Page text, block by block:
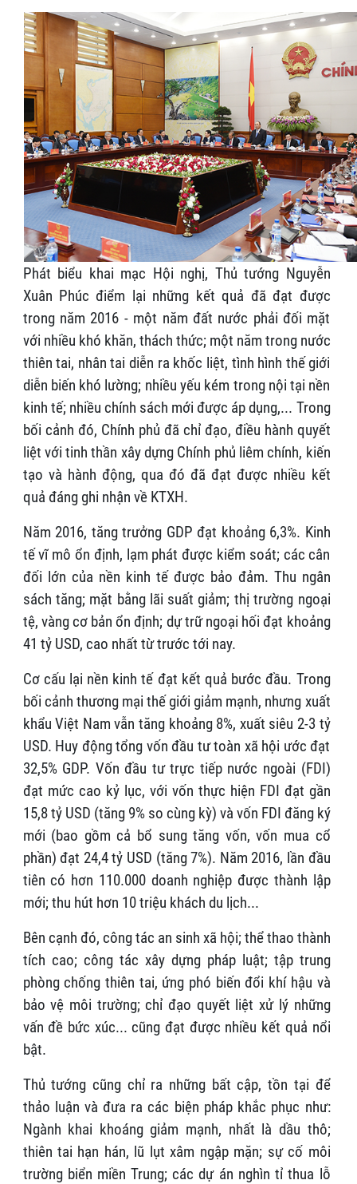
Phát biểu khai mạc Hội nghị, Thủ tướng Nguyễn
Xuân Phúc điểm lại những kết quả đã đạt được
trong năm 2016 - một năm đất nước phải đối mặt
với nhiều khó khăn, thách thức; một năm trong nước
thiên tai, nhân tai diễn ra khốc liệt, tình hình thế giới
diễn biến khó lường; nhiều yếu kém trong nội tại nền
kinh tế; nhiều chính sách mới được áp dụng,... Trong
bối cảnh đó, Chính phủ đã chỉ đạo, điều hành quyết
liệt với tinh thần xây dựng Chính phủ liêm chính, kiến
tạo và hành động, qua đó đã đạt được nhiều kết
quả đáng ghi nhận về KTXH.
Năm 2016, tăng trưởng GDP đạt khoảng 6,3%. Kinh
tế vĩ mô ổn định, lạm phát được kiểm soát; các cân
đối lớn của nền kinh tế được bảo đảm. Thu ngân
sách tăng; mặt bằng lãi suất giảm; thị trường ngoại
tệ, vàng cơ bản ổn định; dự trữ ngoại hối đạt khoảng
41 tỷ USD, cao nhất từ trước tới nay.
Cơ cấu lại nền kinh tế đạt kết quả bước đầu. Trong
bối cảnh thương mại thế giới giảm mạnh, nhưng xuất
khẩu Việt Nam vẫn tăng khoảng 8%, xuất siêu 2-3 tỷ
USD. Huy động tổng vốn đầu tư toàn xã hội ước đạt
32,5% GDP. Vốn đầu tư trực tiếp nước ngoài (FDI)
đạt mức cao kỷ lục, với vốn thực hiện FDI đạt gần
15,8 tỷ USD (tăng 9% so cùng kỳ) và vốn FDI đăng ký
mới (bao gồm cả bổ sung tăng vốn, vốn mua cổ
phần) đạt 24,4 tỷ USD (tăng 7%). Năm 2016, lần đầu
tiên có hơn 110.000 doanh nghiệp được thành lập
mới; thu hút hơn 10 triệu khách du lịch...
Bên cạnh đó, công tác an sinh xã hội; thể thao thành
tích cao; công tác xây dựng pháp luật; tập trung
phòng chống thiên tai, ứng phó biến đổi khí hậu và
bảo vệ môi trường; chỉ đạo quyết liệt xử lý những
vấn đề bức xúc... cũng đạt được nhiều kết quả nổi
bật.
Thủ tướng cũng chỉ ra những bất cập, tồn tại để
thảo luận và đưa ra các biện pháp khắc phục như:
Ngành khai khoáng giảm mạnh, nhất là dầu thô;
thiên tai hạn hán, lũ lụt xâm ngập mặn; sự cố môi
trường biển miền Trung; các dự án nghìn tỉ thua lỗ